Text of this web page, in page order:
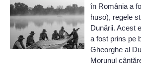
în România a
huso), regele
Dunării. Acest
a fost prins pe
Gheorghe al
Morunul